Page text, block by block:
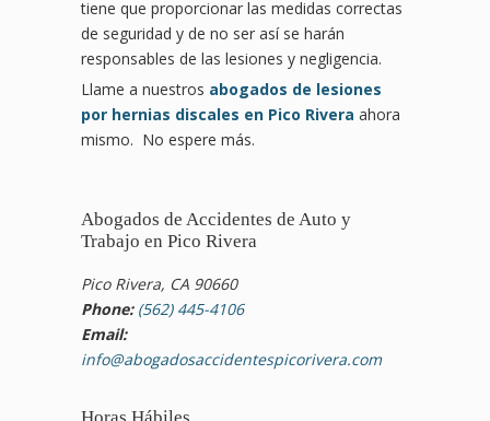
tiene que proporcionar las medidas correctas
de seguridad y de no ser así se harán
responsables de las lesiones y negligencia.
Llame a nuestros abogados de lesiones
por hernias discales en Pico Rivera ahora
mismo. No espere más.
Abogados de Accidentes de Auto y
Trabajo en Pico Rivera
Pico Rivera, CA 90660
Phone: (562) 445-4106
Email:
info@abogadosaccidentespicorivera.com